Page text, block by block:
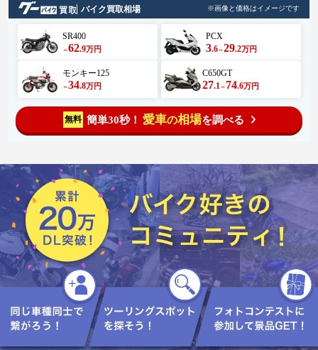
バイク買取相場 ※画像と価格はイメージです
SR400
～62.9万円
PCX
3.6～29.2万円
モンキー125
～34.8万円
C650GT
27.1 ～ 74.6万円
無料 簡単30秒！ 愛車の相場を調べる